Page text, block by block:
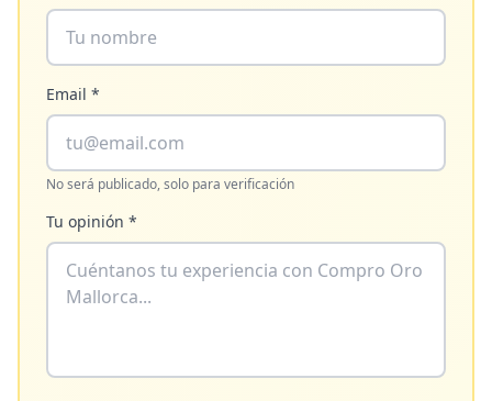
Email *
No será publicado, solo para verificación
Tu opinión *